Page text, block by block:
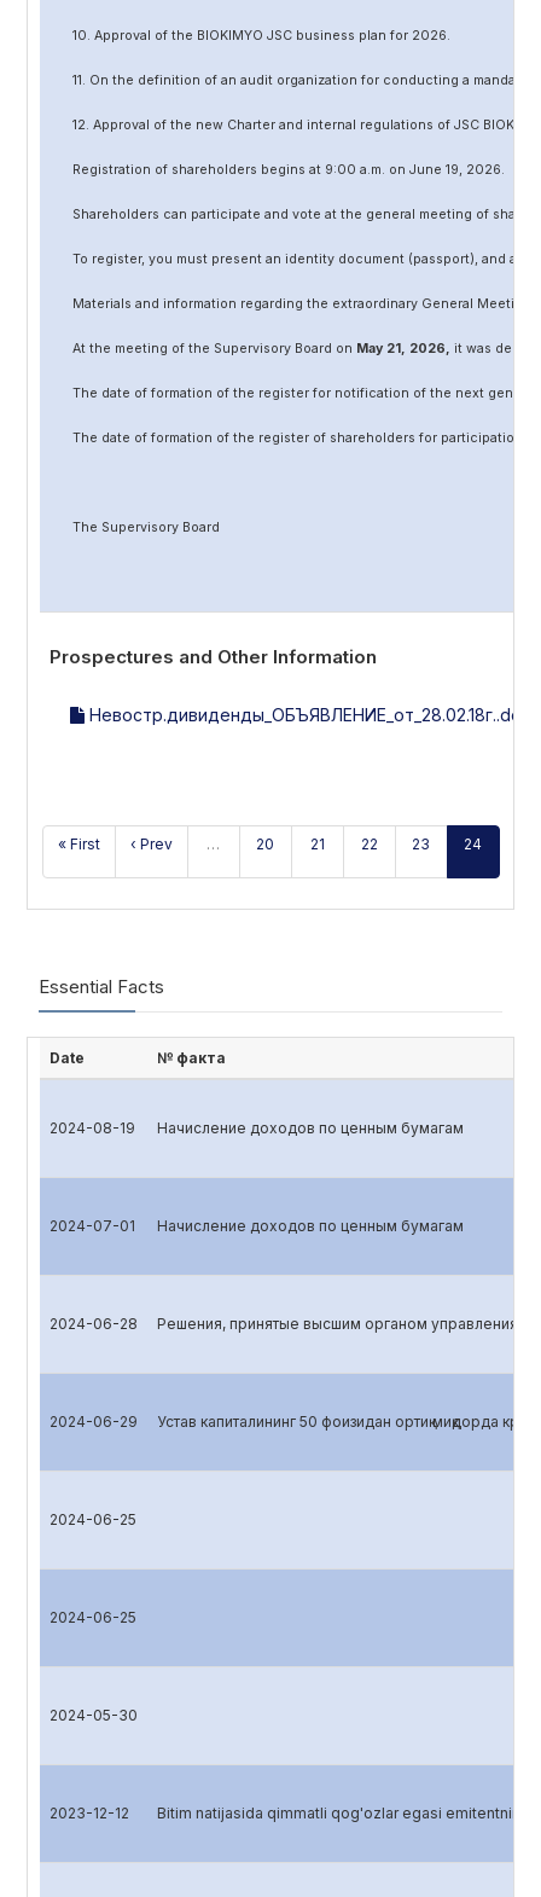
10. Approval of the BIOKIMYO JSC business plan for 2026.
11. On the definition of an audit organization for conducting a
12. Approval of the new Charter and internal regulations of JSC
Registration of shareholders begins at 9:00 a.m. on June 19, 2026.
Shareholders can participate and vote at the general meeting of
To register, you must present an identity document (passport), and a
Materials and information regarding the extraordinary General
At the meeting of the Supervisory Board on May21, 2026, it was
The date of formation of the register for notification of the next
The date of formation of the register of shareholders for participation
The Supervisory Board
Prospectures and Other Information
Невостр.дивиденды_ОБЪЯВЛЕНИЕ_от_28.02.18г..docx
« First ‹ Prev … 20 21 22 23 24
Essential Facts
Date № факта
2024-08-19 Начисление доходов по ценным бумагам
2024-07-01 Начисление доходов по ценным бумагам
2024-06-28 Решения, принятые высшим органом управления
2024-06-29 Устав капиталининг 50 фоизидан ортиқ миқдорда
2024-06-25
2024-06-25
2024-05-30
2023-12-12 Bitim natijasida qimmatli qog'ozlar egasi